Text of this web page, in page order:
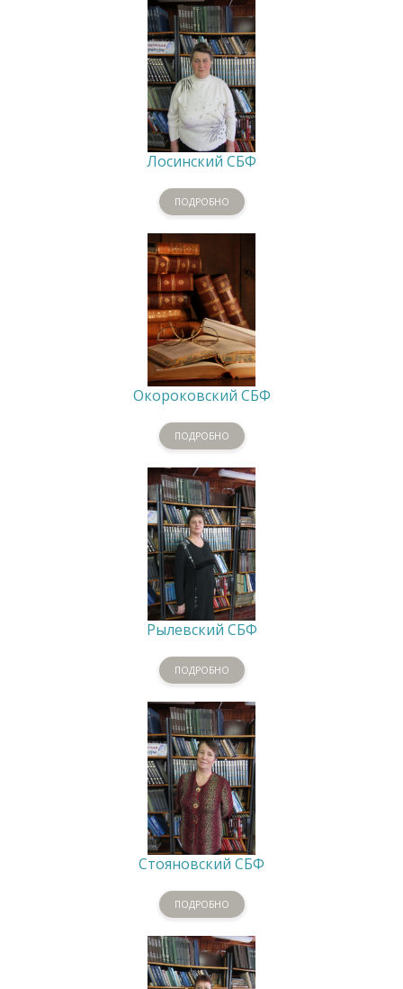
Лосинский СБФ
ПОДРОБНО
Окороковский СБФ
ПОДРОБНО
Рылевский СБФ
ПОДРОБНО
Стояновский СБФ
ПОДРОБНО